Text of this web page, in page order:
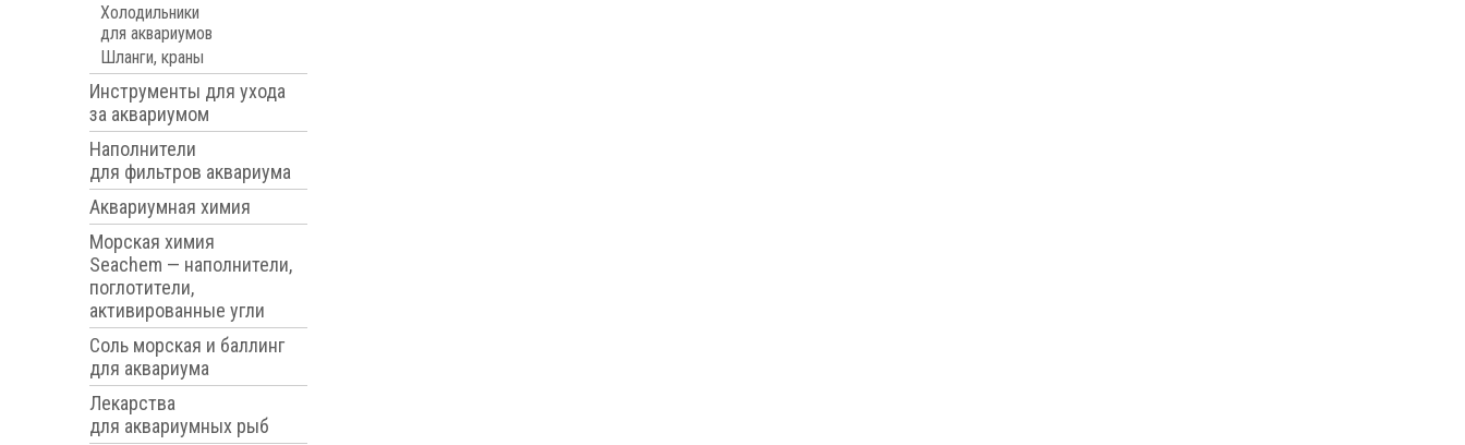
Холодильники
для аквариумов
Шланги, краны
Инструменты для ухода
за аквариумом
Наполнители
для фильтров аквариума
Аквариумная химия
Морская химия
Seachem — наполнители,
поглотители,
активированные угли
Соль морская и баллинг
для аквариума
Лекарства
для аквариумных рыб